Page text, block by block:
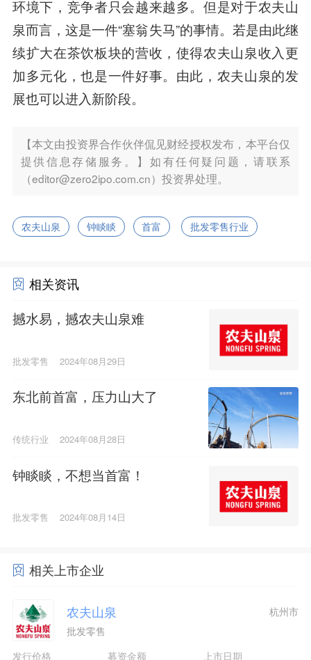
环境下，竞争者只会越来越多。但是对于农夫山
泉而言，这是一件“塞翁失马”的事情。若是由此继
续扩大在茶饮板块的营收，使得农夫山泉收入更
加多元化，也是一件好事。由此，农夫山泉的发
展也可以进入新阶段。
【本文由投资界合作伙伴侃见财经授权发布，本平台仅
提供信息存储服务。】如有任何疑问题，请联系
（editor@zero2ipo.com.cn）投资界处理。
农夫山泉 钟睒睒 首富 批发零售行业
相关资讯
撼水易，撼农夫山泉难
批发零售 2024年08月29日
东北前首富，压力山大了
传统行业 2024年08月28日
钟睒睒，不想当首富！
批发零售 2024年08月14日
相关上市企业
农夫山泉
批发零售
杭州市
发行价格 募资金额 上市日期